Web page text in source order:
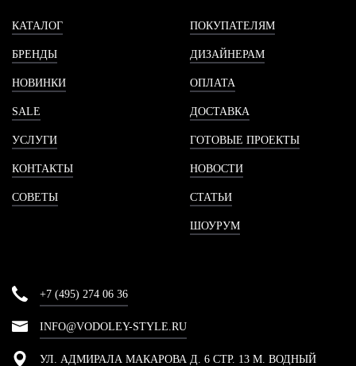
КАТАЛОГ
БРЕНДЫ
НОВИНКИ
SALE
УСЛУГИ
КОНТАКТЫ
СОВЕТЫ
ПОКУПАТЕЛЯМ
ДИЗАЙНЕРАМ
ОПЛАТА
ДОСТАВКА
ГОТОВЫЕ ПРОЕКТЫ
НОВОСТИ
СТАТЬИ
ШОУРУМ
+7 (495) 274 06 36
INFO@VODOLEY-STYLE.RU
УЛ. АДМИРАЛА МАКАРОВА Д. 6 СТР. 13 М. ВОДНЫЙ